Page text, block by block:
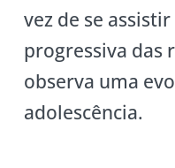
vez de se
progressiva das
observa uma
adolescência.